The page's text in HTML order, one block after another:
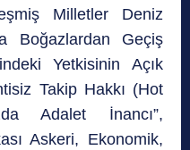
Milletler Deniz
Boğazlardan Geçiş
Yetkisinin Açık
Takip Hakkı (Hot
Adalet İnancı”,
Askeri, Ekonomik,